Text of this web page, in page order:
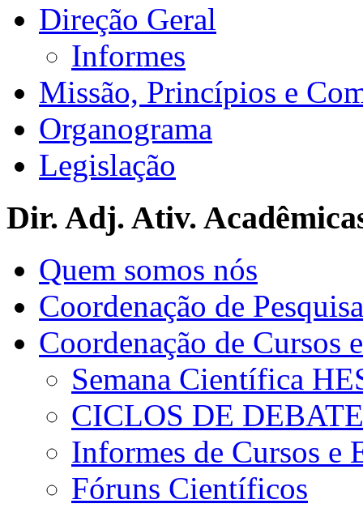
Direção Geral
Informes
Missão, Princípios e
Organograma
Legislação
Dir. Adj. Ativ.
Quem somos nós
Coordenação de Pesquisa
Coordenação de Cursos
Semana Científica
CICLOS DE
Informes de Cursos e
Fóruns Científicos